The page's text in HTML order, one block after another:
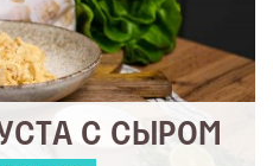
С СЫРОМ